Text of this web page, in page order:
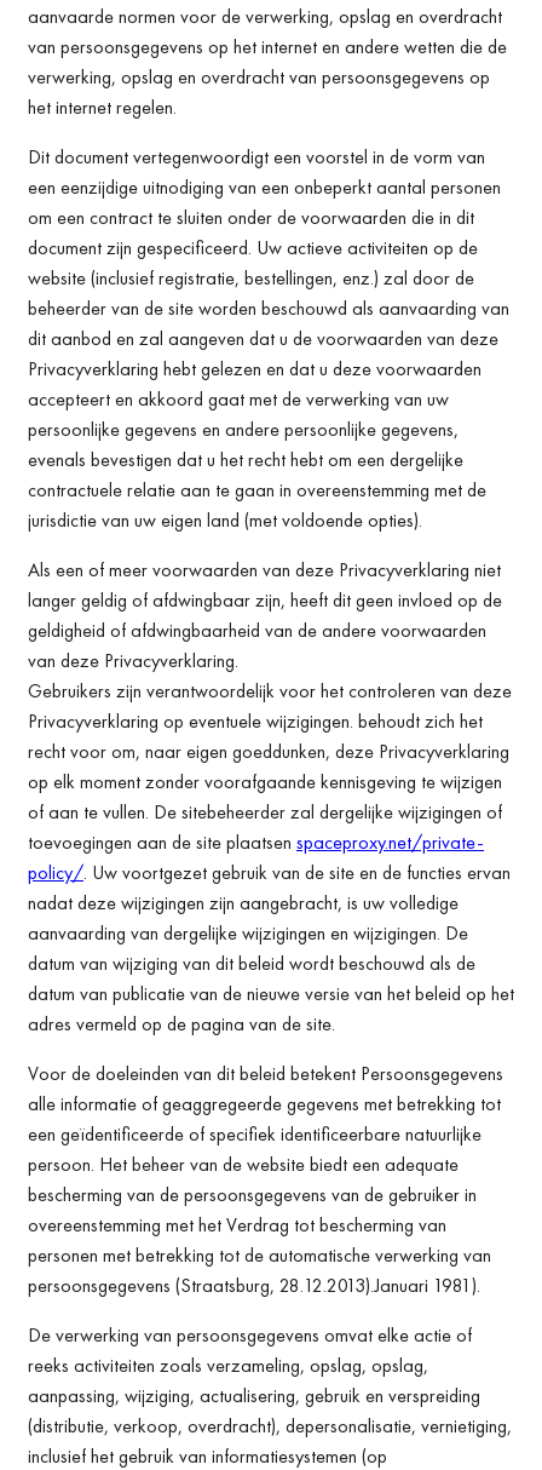
aanvaarde normen voor de verwerking, opslag en overdracht
van persoonsgegevens op het internet en andere wetten die de
verwerking, opslag en overdracht van persoonsgegevens op
het internet regelen.
Dit document vertegenwoordigt een voorstel in de vorm van
een eenzijdige uitnodiging van een onbeperkt aantal personen
om een contract te sluiten onder de voorwaarden die in dit
document zijn gespecificeerd. Uw actieve activiteiten op de
website (inclusief registratie, bestellingen, enz.) zal door de
beheerder van de site worden beschouwd als aanvaarding van
dit aanbod en zal aangeven dat u de voorwaarden van deze
Privacyverklaring hebt gelezen en dat u deze voorwaarden
accepteert en akkoord gaat met de verwerking van uw
persoonlijke gegevens en andere persoonlijke gegevens,
evenals bevestigen dat u het recht hebt om een dergelijke
contractuele relatie aan te gaan in overeenstemming met de
jurisdictie van uw eigen land (met voldoende opties).
Als een of meer voorwaarden van deze Privacyverklaring niet
langer geldig of afdwingbaar zijn, heeft dit geen invloed op de
geldigheid of afdwingbaarheid van de andere voorwaarden
van deze Privacyverklaring.
Gebruikers zijn verantwoordelijk voor het controleren van deze
Privacyverklaring op eventuele wijzigingen. behoudt zich het
recht voor om, naar eigen goeddunken, deze Privacyverklaring
op elk moment zonder voorafgaande kennisgeving te wijzigen
of aan te vullen. De sitebeheerder zal dergelijke wijzigingen of
toevoegingen aan de site plaatsen spaceproxy.net/private-
policy/. Uw voortgezet gebruik van de site en de functies ervan
nadat deze wijzigingen zijn aangebracht, is uw volledige
aanvaarding van dergelijke wijzigingen en wijzigingen. De
datum van wijziging van dit beleid wordt beschouwd als de
datum van publicatie van de nieuwe versie van het beleid op het
adres vermeld op de pagina van de site.
Voor de doeleinden van dit beleid betekent Persoonsgegevens
alle informatie of geaggregeerde gegevens met betrekking tot
een geïdentificeerde of specifiek identificeerbare natuurlijke
persoon. Het beheer van de website biedt een adequate
bescherming van de persoonsgegevens van de gebruiker in
overeenstemming met het Verdrag tot bescherming van
personen met betrekking tot de automatische verwerking van
persoonsgegevens (Straatsburg, 28.12.2013).Januari 1981).
De verwerking van persoonsgegevens omvat elke actie of
reeks activiteiten zoals verzameling, opslag, opslag,
aanpassing, wijziging, actualisering, gebruik en verspreiding
(distributie, verkoop, overdracht), depersonalisatie, vernietiging,
inclusief het gebruik van informatiesystemen (op